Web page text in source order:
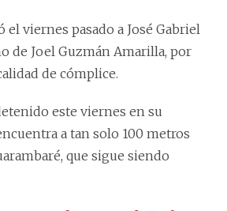
el viernes pasado a José Gabriel
de Joel Guzmán Amarilla, por
de cómplice.
este viernes en su
a tan solo 100 metros
que sigue siendo